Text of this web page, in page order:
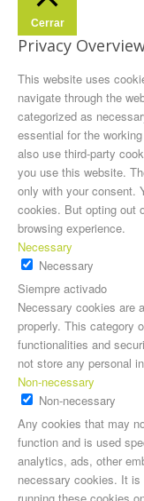
Cerrar
Privacy
This website uses
navigate through the
categorized as
essential for the
also use third-party
you use this website.
only with your consent.
cookies. But opting out
browsing experience.
Necessary
Necessary
Siempre activado
Necessary cookies are
properly. This category
functionalities and
not store any personal
Non-necessary
Non-necessary
Any cookies that may
function and is used
analytics, ads, other
necessary cookies. It